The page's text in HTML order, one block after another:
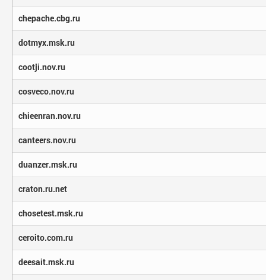
chepache.cbg.ru
dotmyx.msk.ru
cootji.nov.ru
cosveco.nov.ru
chieenran.nov.ru
canteers.nov.ru
duanzer.msk.ru
craton.ru.net
chosetest.msk.ru
ceroito.com.ru
deesait.msk.ru